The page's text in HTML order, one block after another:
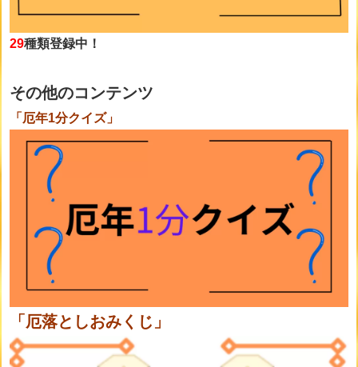
29種類登録中！
その他のコンテンツ
「厄年1分クイズ」
「厄落としおみくじ」